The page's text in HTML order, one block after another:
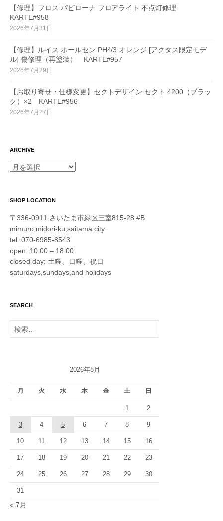
【修理】フロス パピローナ フロアライト 不点灯修理
KARTE#958
2026年7月31日
【修理】ルイス ポールセン PH4/3 オレンジ [アクタス限定モデ
ル] 傷修理（再塗装） KARTE#957
2026年7月29日
【お取り寄せ・仕様変更】セクトデザイン セクト 4200（ブラッ
ク）×2 KARTE#956
2026年7月27日
ARCHIVE
ARCHIVE
SHOP LOCATION
〒336-0911 さいたま市緑区三室815-28 #B
mimuro,midori-ku,saitama city
tel: 070-6985-8543
open: 10:00 – 18:00
closed day: 土曜、日曜、祝日
saturdays,sundays,and holidays
SEARCH
検
索:
2026年8月
月 火 水 木 金 土 日
1 2
3 4 5 6 7 8 9
10 11 12 13 14 15 16
17 18 19 20 21 22 23
24 25 26 27 28 29 30
31
« 7月